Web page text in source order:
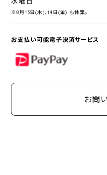
※8月13日(木)、14日(金) も休業。
お支払い可能電子決済サービス
PayPay
お問